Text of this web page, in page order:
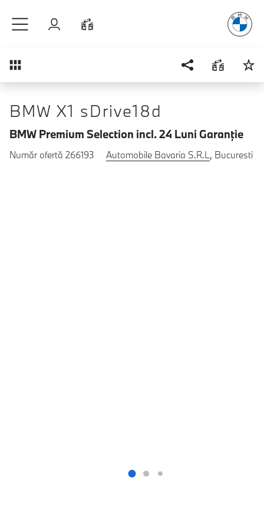
Autentificare
Prezentare generală
BMW X1 sDrive18d
BMW Premium Selection incl. 24 Luni Garanţie
Număr ofertă 266193 Automobile Bavaria S.R.L, Bucuresti